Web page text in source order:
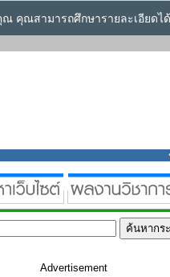
คุณสามารถศึกษารายละเอียดไ
Advertisement